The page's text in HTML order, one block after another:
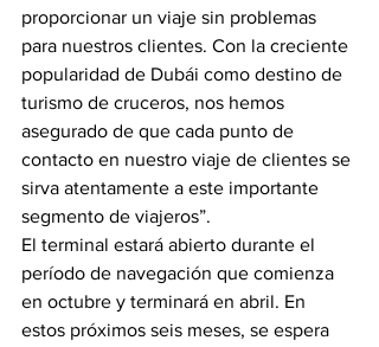
proporcionar un viaje sin problemas
para nuestros clientes. Con la creciente
popularidad de Dubái como destino de
turismo de cruceros, nos hemos
asegurado de que cada punto de
contacto en nuestro viaje de clientes se
sirva atentamente a este importante
segmento de viajeros”.
El terminal estará abierto durante el
período de navegación que comienza
en octubre y terminará en abril. En
estos próximos seis meses, se espera